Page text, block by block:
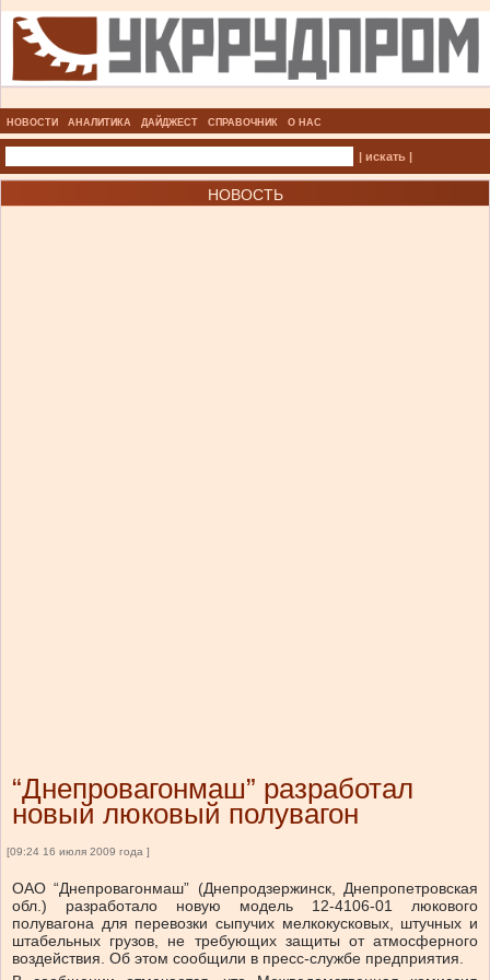
НОВОСТИ АНАЛИТИКА ДАЙДЖЕСТ СПРАВОЧНИК О НАС
| искать |
НОВОСТЬ
“Днепровагонмаш” разработал
новый люковый полувагон
[09:24 16 июля 2009 года ]
ОАО “Днепровагонмаш” (Днепродзержинск, Днепропетровская
обл.) разработало новую модель 12-4106-01 люкового
полувагона для перевозки сыпучих мелкокусковых, штучных и
штабельных грузов, не требующих защиты от атмосферного
воздействия. Об этом сообщили в пресс-службе предприятия.